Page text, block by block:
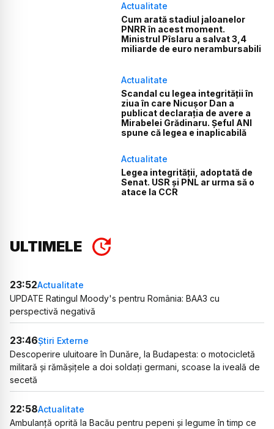
Actualitate
Cum arată stadiul jaloanelor
PNRR în acest moment.
Ministrul Pîslaru a salvat 3,4
miliarde de euro nerambursabili
Actualitate
Scandal cu legea integrității în
ziua în care Nicușor Dan a
publicat declarația de avere a
Mirabelei Grădinaru. Șeful ANI
spune că legea e inaplicabilă
Actualitate
Legea integrității, adoptată de
Senat. USR și PNL ar urma să o
atace la CCR
ULTIMELE
23:52Actualitate
UPDATE Ratingul Moody's pentru România: BAA3 cu
perspectivă negativă
23:46Știri Externe
Descoperire uluitoare în Dunăre, la Budapesta: o motocicletă
militară și rămășițele a doi soldați germani, scoase la iveală de
secetă
22:58Actualitate
Ambulanță oprită la Bacău pentru pepeni și legume în timp ce